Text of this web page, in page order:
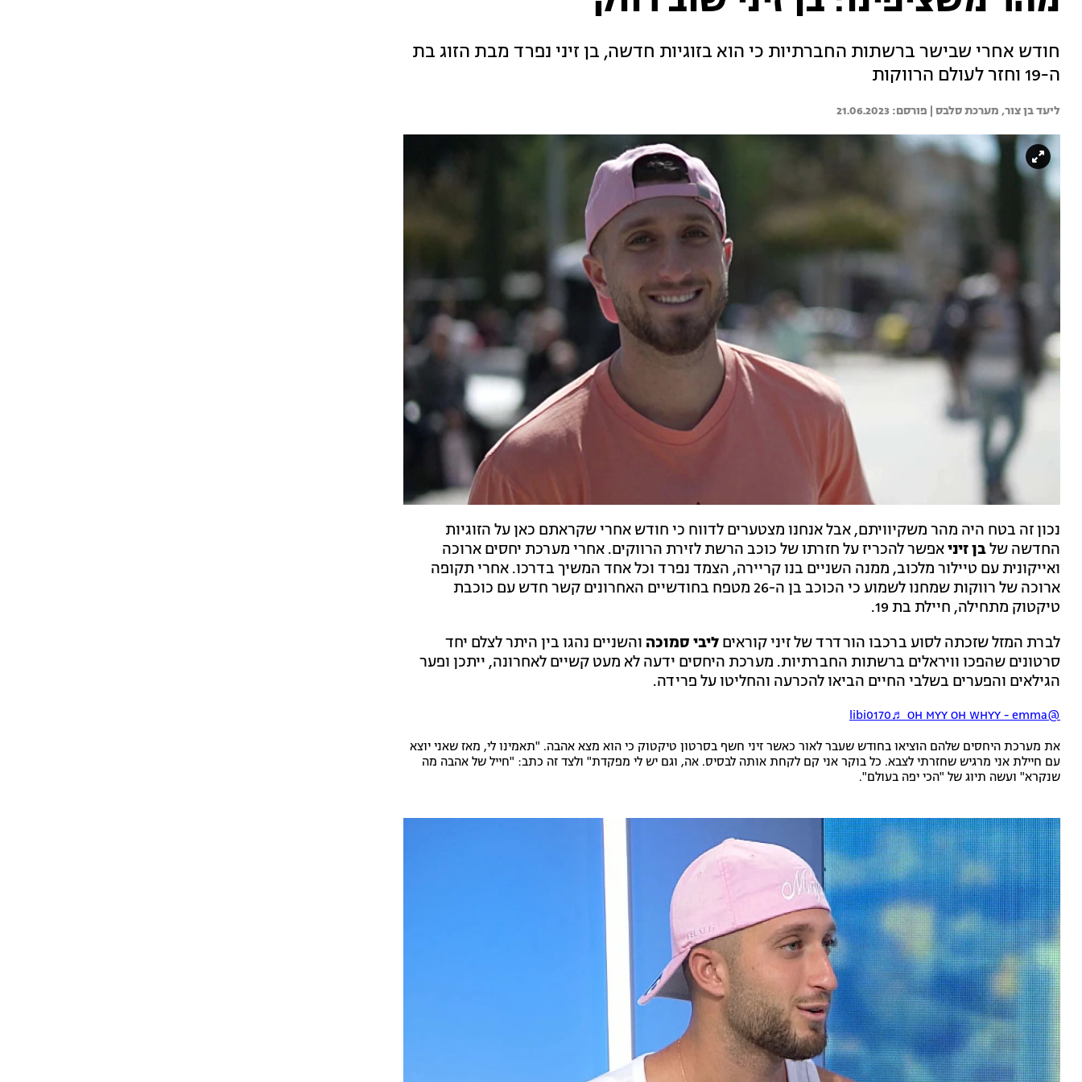
חודש אחרי שבישר ברשתות החברתיות כי הוא בזוגיות חדשה, בן זיני נפרד מבת הזוג בת
ה-19 וחזר לעולם הרווקות
ליעד בן צור, מערכת סלבס | 21.06.2023
נכון זה בטח היה מהר משקיוויתם, אבל אנחנו מצטערים לדווח כי חודש אחרי שקראתם כאן על הזוגיות
החדשה שלבן זיניאפשר להכריז על חזרתו של כוכב הרשת לזירת הרווקים. אחרי מערכת יחסים ארוכה
ואייקונית עם טיילור מלכוב, ממנה השניים בנו קריירה, הצמד נפרד וכל אחד המשיך בדרכו. אחרי תקופה
ארוכה של רווקות שמחנו לשמוע כי הכוכב בן ה-26 מטפח בחודשיים האחרונים קשר חדש עם כוכבת
טיקטוק מתחילה, חיילת בת 19.
לברת המזל שזכתה לסוע ברכבו הורדרד של זיני קוראים ליבי סמוכה והשניים נהגו בין היתר לצלם יחד
סרטונים שהפכו וויראלים ברשתות החברתיות. מערכת היחסים ידעה לא מעט קשיים לאחרונה, ייתכן ופער
הגילאים והפערים בשלבי החיים הביאו להכרעה והחליטו על פרידה.
@libi0170
♬ OH MYY OH WHYY - emma
את מערכת היחסים שלהם הוציאו בחודש שעבר לאור כאשר זיני חשף בסרטון טיקטוק כי הוא מצא אהבה. "תאמינו לי, מאז שאני יוצא
עם חיילת אני מרגיש שחזרתי לצבא. כל בוקר אני קם לקחת אותה לבסיס. אה, וגם יש לי מפקדת" ולצד זה כתב: "חייל של אהבה מה
שנקרא" ועשה תיוג של "הכי יפה בעולם".